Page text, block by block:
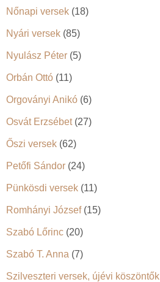
Nőnapi versek (18)
Nyári versek (85)
Nyulász Péter (5)
Orbán Ottó (11)
Orgoványi Anikó (6)
Osvát Erzsébet(27)
Őszi versek (62)
Petőfi Sándor (24)
Pünkösdi versek (11)
Romhányi József(15)
Szabó Lőrinc (20)
Szabó T. Anna (7)
Szilveszteri versek, újévi köszöntők